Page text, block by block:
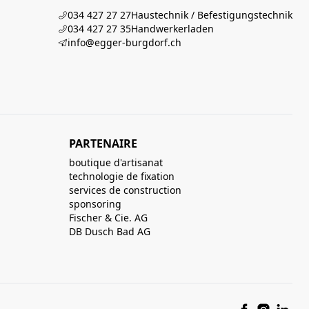
034 427 27 27Haustechnik / Befestigungstechnik
034 427 27 35Handwerkerladen
info@egger-burgdorf.ch
PARTENAIRE
boutique d'artisanat
technologie de fixation
services de construction
sponsoring
Fischer & Cie. AG
DB Dusch Bad AG